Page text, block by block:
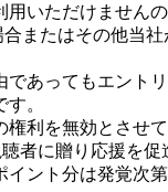
いただけませんの
またはその他
あってもエント
。
利を無効とさせて
者に贈り応援を促
ント分は発覚